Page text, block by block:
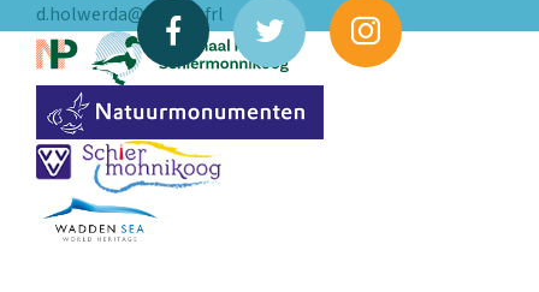
d.holwerda@fryslan.frl